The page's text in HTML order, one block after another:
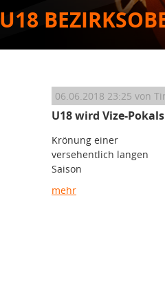
U18
06.06.2018 23:25 von
U18 wird Vize-
Krönung einer
versehentlich langen
Saison
mehr